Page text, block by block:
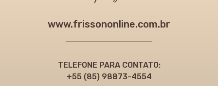
www.frissononline.com.br
TELEFONE PARA CONTATO:
+55 (85) 98873-4554